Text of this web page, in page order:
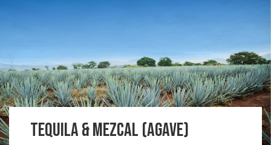
Tequila & Mezcal (Agave)